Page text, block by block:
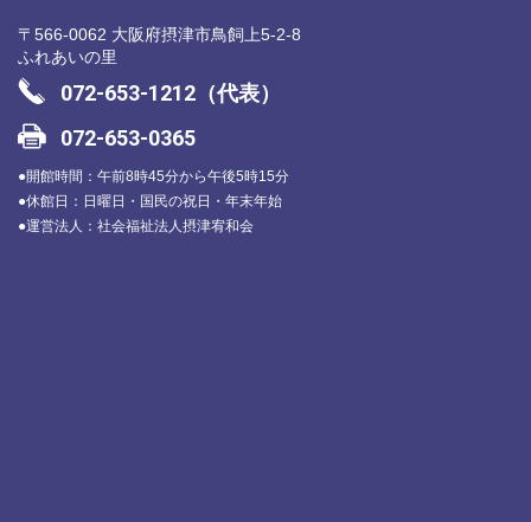
〒566-0062 大阪府摂津市鳥飼上5-2-8
ふれあいの里
072-653-1212（代表）
072-653-0365
●開館時間：午前8時45分から午後5時15分
●休館日：日曜日・国民の祝日・年末年始
●運営法人：社会福祉法人摂津宥和会